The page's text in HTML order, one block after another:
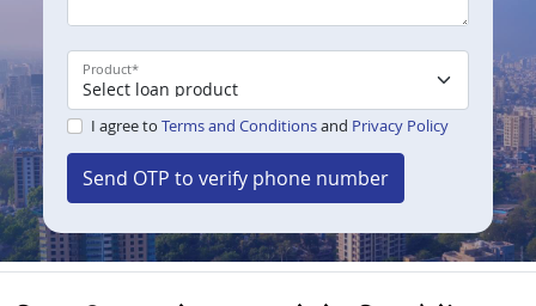
Product*
I agree to Terms and Conditionsand Privacy Policy
Send OTP to verify phone number